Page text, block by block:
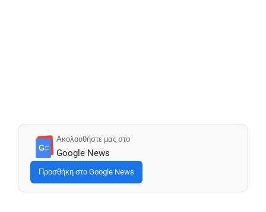
G≡
Ακολουθήστε μας στο
Google News
Προσθήκη στο Google News